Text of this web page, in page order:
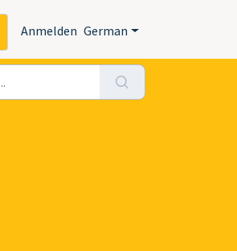
Anmelden German